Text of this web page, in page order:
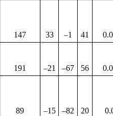
147 33 –1 41
191 –21 –67 56
89 –15 –82 20